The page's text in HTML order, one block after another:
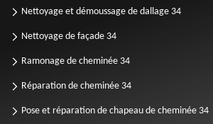
Nettoyage et démoussage de dallage 34
Nettoyage de façade 34
Ramonage de cheminée 34
Réparation de cheminée 34
Pose et réparation de chapeau de cheminée 34